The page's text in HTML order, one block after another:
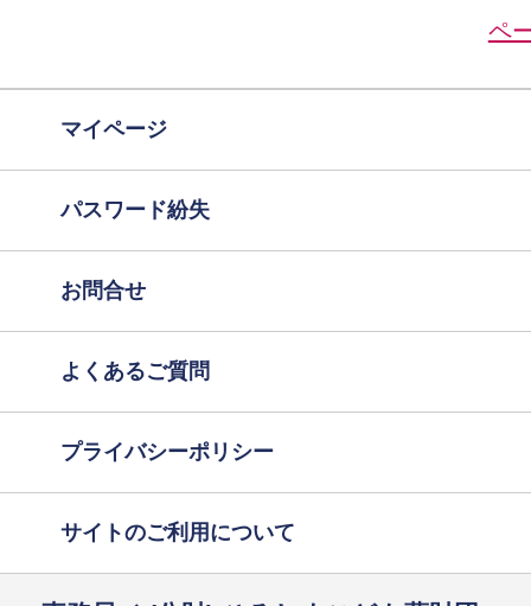
ペ
マイページ
パスワード紛失
お問合せ
よくあるご質問
プライバシーポリシー
サイトのご利用について